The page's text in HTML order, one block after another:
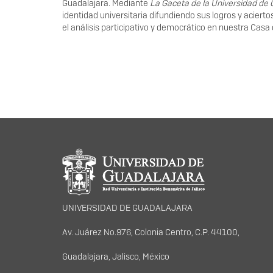
Guadalajara. Mediante La Gaceta de la Universidad de
identidad universitaria difundiendo sus logros y
el análisis participativo y democrático en nuestra Casa
Información del portal
UNIVERSIDAD DE GUADALAJARA
Av. Juárez No.976, Colonia Centro, C.P. 44100,
Guadalajara, Jalisco, México